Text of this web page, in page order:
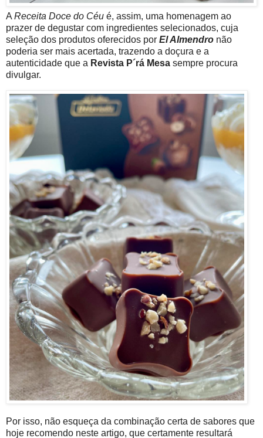
A Receita Doce do Céu é, assim, uma homenagem ao
prazer de degustar com ingredientes selecionados, cuja
seleção dos produtos oferecidos por El Almendro não
poderia ser mais acertada, trazendo a doçura e a
autenticidade que a Revista P´rá Mesa sempre procura
divulgar.
Por isso, não esqueça da combinação certa de sabores que
hoje recomendo neste artigo, que certamente resultará